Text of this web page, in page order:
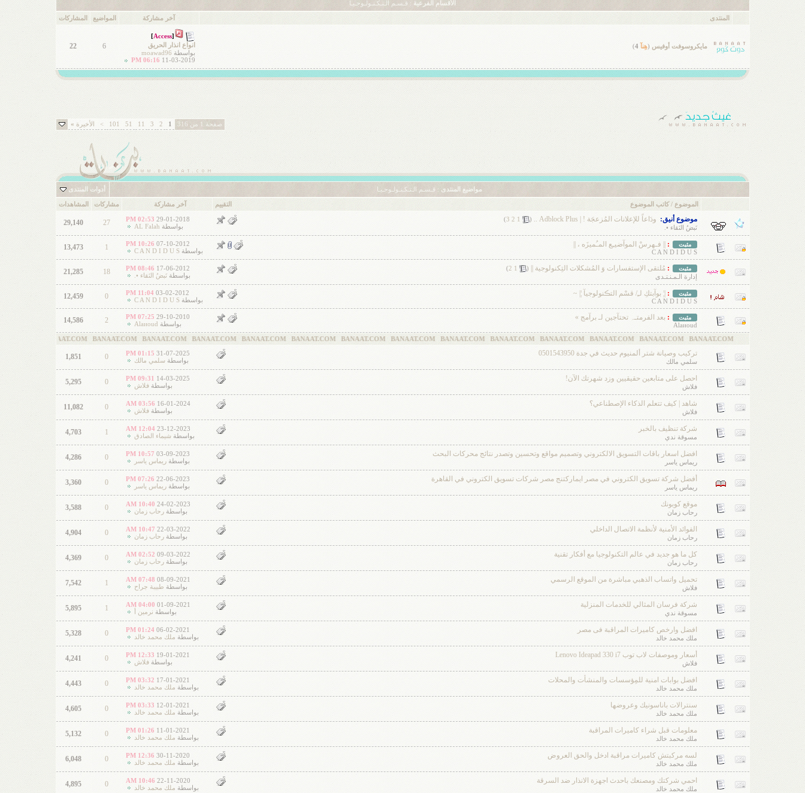
الأقسام الفرعية : قـسـم الـتـكـنـولـوجـيـا
المنتدى آخر مشاركة المواضيع المشاركات
مايكروسوفت أوفيس (هِنآ4
)
[
Access
]
انواع انذار الحريق
بواسطة moawad96
11-03-2019
06:16 PM
6
22
صفحة 1 من 316 1
2
3
11
51
101
> الأخيرة »
مواضيع المنتدى : قـسـم الـتـكـنـولـوجـيـا أدوات المنتدى
التقييم الموضوع /كاتب الموضوع آخر مشاركة مشاركات المشاهدات
موضوع أنيق: ودَاعاً للإعلانات المُزعجَة ! | Adblock Plus .. (
1
2
3
)
نَبضُ النَقاء •.
29-01-2018
02:53 PM
بواسطة AL Falah
27
29,140
مثبت : || فـهرسْ الموآضيـِع المـُميزَه ، ||
C A N D I D U S
07-10-2012
10:26 PM
بواسطةC A N D I D U S
1
13,473
مثبت : مُلتقى الإستفسارات وَ المُشكلات التِكنولوجية || (
1
2
)
إدارة الـمـنـتـدى
17-06-2012
08:46 PM
بواسطةنَبضُ النَقاء •. 18
21,285
مثبت : |¦ بوآبتكِ لـِ/ قسْم التڪنولوجيآ ¦| ~
C A N D I D U S
03-02-2012
11:04 PM
بواسطةC A N D I D U S
0
12,459
مثبت : بعد الفرمتـﮧ تحتآجين لـ برآمج »
Alaиoud
29-10-2010
07:25 PM
بواسطة Alaиoud
2
14,586
BANAAT.COM BANAAT.COM BANAAT.COM BANAAT.COM BANAAT.COM BANAAT.COM BANAAT.COM BANAAT.COM BANAAT.COM BANAAT.COM BANAAT.COM
تركيب وصيانة شتر ألمنيوم حديث في جدة 0501543950
سلمي مالك
31-07-2025
01:15 PM
بواسطةسلمي مالك 0
1,851
احصل على متابعين حقيقيين وزد شهرتك الآن!
فلاش
14-03-2025
09:31 PM
بواسطةفلاش 0
5,295
شاهد | كيف تتعلم الذكاء الإصطناعي؟
فلاش
16-01-2024
03:56 AM
بواسطةفلاش 0
11,082
شركة تنظيف بالخبر
مسوقة ندي
23-12-2023
12:04 AM
بواسطةشيماء الصادق 1
4,703
افضل اسعار باقات التسويق الالكتروني وتصميم مواقع وتحسين وتصدر نتائج محركات البحث
ريماس ياسر
03-09-2023
10:57 PM
بواسطةريماس ياسر 0
4,286
أفضل شركة تسويق الكتروني في مصر ايماركتنج مصر شركات تسويق الكتروني في القاهرة
ريماس ياسر
22-06-2023
07:26 PM
بواسطةريماس ياسر 0
3,360
موقع كوبونك
رحاب زمان
24-02-2023
10:40 AM
بواسطةرحاب زمان 0
3,588
الفوائد الأمنية لأنظمة الاتصال الداخلي
رحاب زمان
22-03-2022
10:47 AM
بواسطةرحاب زمان 0
4,904
كل ما هو جديد في عالم التكنولوجيا مع أفكار تقنية
رحاب زمان
09-03-2022
02:52 AM
بواسطةرحاب زمان 0
4,369
تحميل واتساب الذهبي مباشرة من الموقع الرسمي
فلاش
08-09-2021
07:48 AM
بواسطة طبيبة جراح 1
7,542
شركة فرسان المثالي للخدمات المنزلية
مسوقة ندي
01-09-2021
04:00 AM
بواسطة نرمين أ 1
5,895
افضل وارخص كاميرات المراقبة فى مصر
ملك محمد خالد
06-02-2021
01:24 PM
بواسطة ملك محمد خالد 0
5,328
أسعار وموصفات لاب توب Lenovo Ideapad 330 i7
فلاش
19-01-2021
12:33 PM
بواسطةفلاش 0
4,241
افضل بوابات امنية للمِؤسسات والمنشأت والمحلات
ملك محمد خالد
17-01-2021
03:32 PM
بواسطة ملك محمد خالد 0
4,443
سنترالات باناسونيك وعروضها
ملك محمد خالد
12-01-2021
03:33 PM
بواسطة ملك محمد خالد 0
4,605
معلومات قبل شراء كاميرات المراقبة
ملك محمد خالد
11-01-2021
01:26 PM
بواسطة ملك محمد خالد 0
5,132
لسه مركبتش كاميرات مراقبة ادخل والحق العروض
ملك محمد خالد
30-11-2020
12:36 PM
بواسطة ملك محمد خالد 0
6,048
احمي شركتك ومصنعك باحدث اجهزة الانذار ضد السرقة
ملك محمد خالد
22-11-2020
10:46 AM
بواسطة ملك محمد خالد 0
4,895